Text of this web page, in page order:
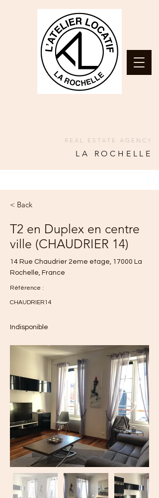
REAL ESTATE AGENCY
LA ROCHELLE
< Back
T2 en Duplex en centre
ville (CHAUDRIER 14)
14 Rue Chaudrier 2eme etage, 17000 La
Rochelle, France
Référence :
CHAUDRIER14
Indisponible